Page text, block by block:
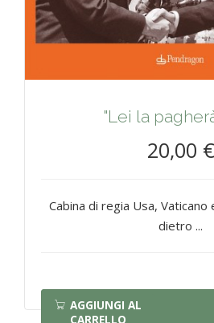
"Lei la
20,00 €
Cabina di regia Usa,
dietro ...
AGGIUNGI AL
CARRELLO